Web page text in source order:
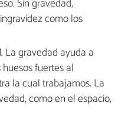
Sin gravedad,
como los
. La gravedad ayuda a
fuertes al
la cual trabajamos. La
como en el espacio,